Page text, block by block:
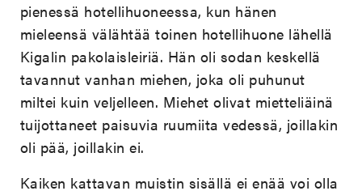
pienessä hotellihuoneessa, kun hänen
mieleensä välähtää toinen hotellihuone lähellä
Kigalin pakolaisleiriä. Hän oli sodan keskellä
tavannut vanhan miehen, joka oli puhunut
miltei kuin veljelleen. Miehet olivat mietteliäinä
tuijottaneet paisuvia ruumiita vedessä, joillakin
oli pää, joillakin ei.
Kaiken kattavan muistin sisällä ei enää voi olla